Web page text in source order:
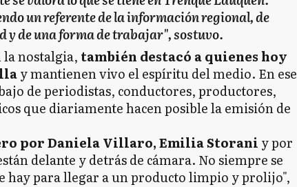
un referente de la información regional, de
y de una forma de trabajar", sostuvo.
la nostalgia, también destacó a quienes hoy
y mantienen vivo el espíritu del medio. En ese
de periodistas, conductores, productores,
que diariamente hacen posible la emisión de
por Daniela Villaro, Emilia Storani y por
delante y detrás de cámara. No siempre se
hay para llegar a un producto limpio y prolijo",